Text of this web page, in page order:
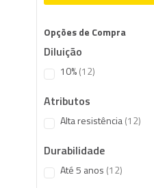
Opções de Compra
Diluição
10% 12items
Atributos
Alta resistência 12items
Durabilidade
Até 5 anos 12items